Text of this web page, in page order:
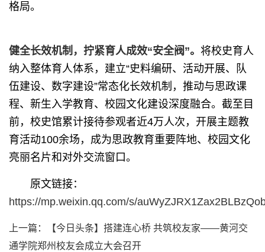
格局。
健全长效机制，拧紧育人成效“安全阀”。 将校史育人
纳入整体育人体系，建立“史料编研、活动开展、队
伍建设、数字建设”常态化长效机制，推动与思政课
程、新生入学教育、校园文化建设深度融合。截至目
前，校史馆累计接待参观者近4万人次，开展主题教
育活动100余场，成为思政教育重要阵地、校园文化
亮丽名片和对外交流窗口。
原文链接：
https://mp.weixin.qq.com/s/
上一篇：
【今日头条】搭建连心桥 共筑校友家——黄河交
通学院郑州校友会成立大会召开